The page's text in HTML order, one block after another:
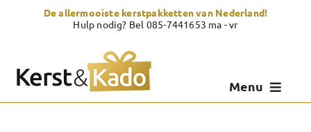
De allermooiste kerstpakketten van Nederland!
Hulp nodig? Bel 085-7441653 ma - vr
Menu